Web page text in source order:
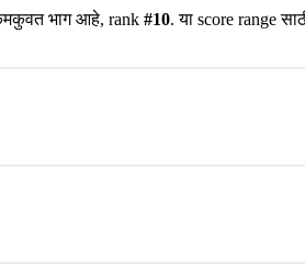
भाग आहे, rank #10. या score range